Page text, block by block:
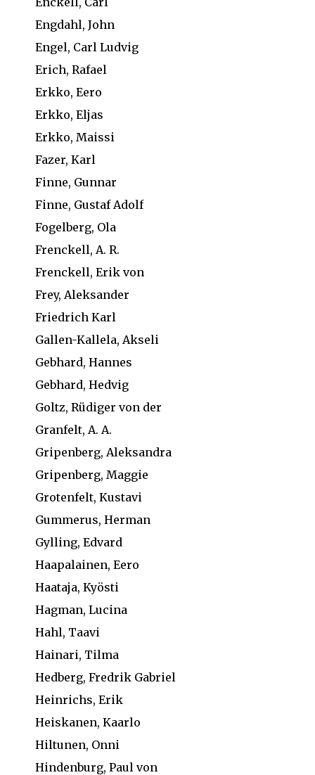
Engdahl, John
Engel, Carl Ludvig
Erich, Rafael
Erkko, Eero
Erkko, Eljas
Erkko, Maissi
Fazer, Karl
Finne, Gunnar
Finne, Gustaf Adolf
Fogelberg, Ola
Frenckell, A. R.
Frenckell, Erik von
Frey, Aleksander
Friedrich Karl
Gallen-Kallela, Akseli
Gebhard, Hannes
Gebhard, Hedvig
Goltz, Rüdiger von der
Granfelt, A. A.
Gripenberg, Aleksandra
Gripenberg, Maggie
Grotenfelt, Kustavi
Gummerus, Herman
Gylling, Edvard
Haapalainen, Eero
Haataja, Kyösti
Hagman, Lucina
Hahl, Taavi
Hainari, Tilma
Hedberg, Fredrik Gabriel
Heinrichs, Erik
Heiskanen, Kaarlo
Hiltunen, Onni
Hindenburg, Paul von